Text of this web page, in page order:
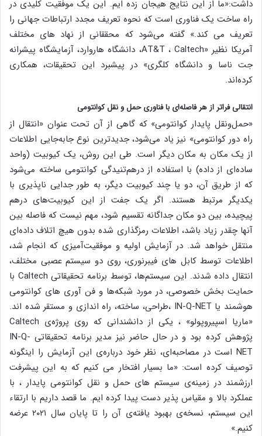
داشت:«ما از این نتایج هیجان زده ایم. این یک موفقیت کلیدی در
راه ساخت یک فناوری است که نحوه تعریف مجدد ارتباطات جهانی را
تعریف می کند.» گفته‌ می‌شود که محققانی از نهاد های مختلف
آمریکا نظیر «AT&T ، Caltech، دانشگاه هاروارد، آزمایشگاه پیشرانه
جت ناسا و دانشگاه کلگری» در پیشبرد این تحقیقات، همکاری
کرده‌اند.
انتقالی فراتر از هر فاصله‌ای با فناوری حمل و نقل کوانتومی
«حمل‌و‌نقل پایدار کوانتومی» که گاهی از آن تحت عنوان «انتقال از
راه دور کوانتومی» نیز یاد می‌شود، جدیدترین نوع جابه‌جایی اطلاعات
از یک مکان به مکان دیگر است. طی این روش، یک کیوبیت (واحد
ساده‌ای از داده) با استفاده از درهم‌تنیدگی کوانتومی ساخته‌ می‌شود
که از طریق آن، دو یا چند کیوبیت دیگر، به طور جدایی ناپذیری با
یکدیگر مرتبط هستند. اگر یک جفت از این کیوبیت‌های درهم
پیچیده، بین دو مکان جداگانه تقسیم شود، مهم نیست که فاصله بین
آنها چقدر زیاد باشد، اطلاعات رمزگذاری شده بدون هیچ اتلاف داده‌ای
منتقل خواهد شد. در آزمایش اولیه و موفقیت‌آمیزی که انجام شد،
اطلاعات توسط کابل های فیبرنوری، روی دو سیستم عصبی مختلف،
انتقال داده شدند. این سیستم‌ها، توسط برنامه تحقیقاتی Caltech با
حمایت بخش خصوصی، در مورد شبکه‌ها و فن آوری های کوانتومی
هوشمند یا IN-Q-NET ،طراحی، ساخته، راه اندازی و مستقر شده اند.
«ماریا اسپیروپولو» ، یکی از دانشندانی که روی پروژه‌ی Caltech
پژوهش کرده بود و در حال حاضر نیز مدیر برنامه تحقیقاتی IN-Q-
NET است در مصاحبه‌ای، نظر خود درباره‌ی این آزمایش را اینگونه
توصیف کرده است: «ما بسیار افتخار می کنیم که به این پیشرفت
ارزشمند در زمینه‌ی سیستم های حمل و نقل کوانتومی پایدار ، با
عملکرد بالا و مقیاس پذیر دست پیدا کرده ایم. ما قصد داریم با ارتقاء
این سیستم، نسخه‌ی بهبود یافته‌ی آن را تا پایان سال ۲۰۲۱ عرضه
کنیم.»